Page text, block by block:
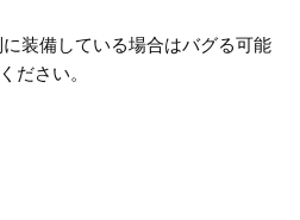
装備している場合はバグる可能
ださい。